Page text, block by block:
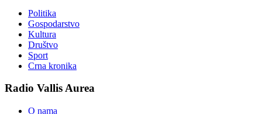
Politika
Gospodarstvo
Kultura
Društvo
Sport
Crna kronika
Radio Vallis Aurea
O nama